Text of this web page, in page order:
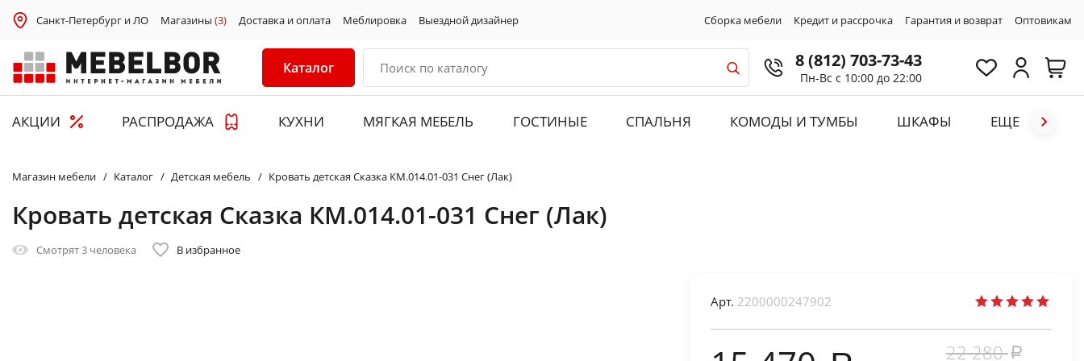
Санкт-Петербург и ЛО Магазины (3) Доставка и оплата Меблировка Выездной дизайнер Сборка мебели Кредит и рассрочка Гарантия и возврат Оптовикам
Каталог 8 (812) 703-73-43
Пн-Вс с 10:00 до 22:00
АКЦИИ РАСПРОДАЖА КУХНИ МЯГКАЯ МЕБЕЛЬ ГОСТИНЫЕ СПАЛЬНЯ КОМОДЫ И ТУМБЫ ШКАФЫ ЕЩЕ
Магазин мебели Каталог Детская мебель Кровать детская Сказка КМ.014.01-031 Снег (Лак)
Кровать детская Сказка КМ.014.01-031 Снег (Лак)
Смотрят3 человека В избранное
Арт. 2200000247902
22 280